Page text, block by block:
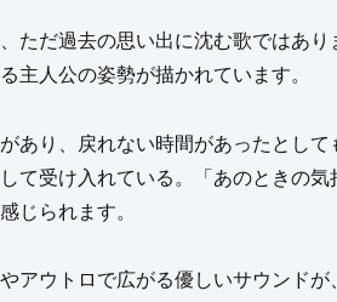
、ただ過去の思い出に沈む歌ではあ
主人公の姿勢が描かれています。
あり、戻れない時間があったとし
て受け入れている。「あのときの
じられます。
アウトロで広がる優しいサウンド